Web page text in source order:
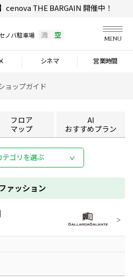
cenova THE BARGAIN 開催中！
ノバ駐車場 満 空 MENU
シネマ 営業時間
ョップガイド
フロア
マップ
AI
おすすめプラン
テゴリを選ぶ
ファッション